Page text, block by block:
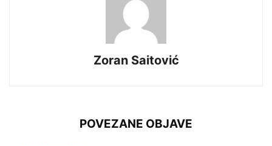
Zoran Saitović
POVEZANE OBJAVE